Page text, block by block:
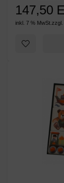
147,50
inkl. 7 % MwSt. zzgl.